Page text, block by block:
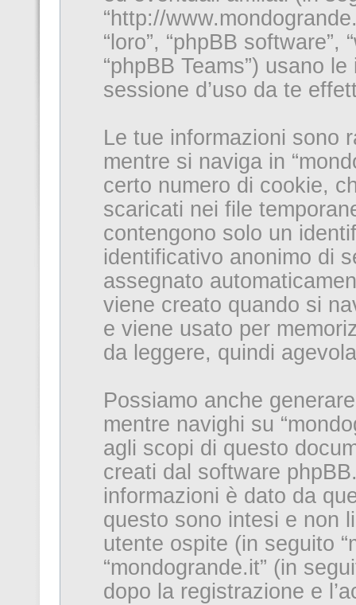
“http://
“loro”, “phpBB software”,
“phpBB Teams”) usano
sessione d’uso da te
Le tue informazioni sono
mentre si naviga in
certo numero di cookie,
scaricati nei file
contengono solo un
identificativo anonimo di
assegnato
viene creato quando si
e viene usato per
da leggere, quindi
Possiamo anche
mentre navighi su
agli scopi di questo
creati dal software
informazioni è dato da
questo sono intesi e non
utente ospite (in seguito
“mondogrande.it” (in
dopo la registrazione e